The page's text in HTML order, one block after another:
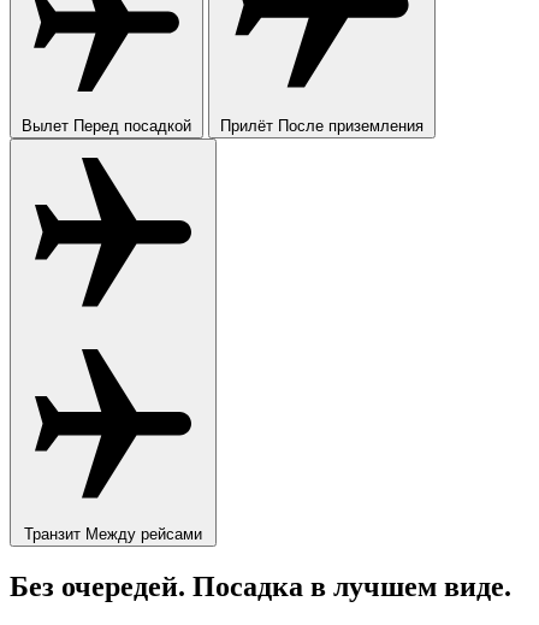
Вылет Перед посадкой Прилёт После приземления
Транзит Между рейсами
Без очередей. Посадка в лучшем виде.